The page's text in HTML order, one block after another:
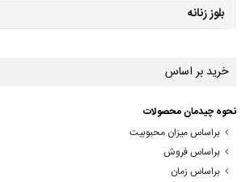
بلوز زنانه
خرید بر اساس
نحوه چیدمان محصولات
براساس میزان محبوبیت
براساس فروش
براساس زمان